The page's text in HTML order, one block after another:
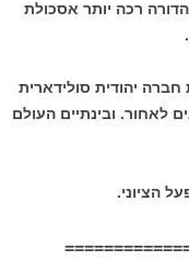
רכה יותר אסכולת
יהודית סולידארית
לאחור. ובינתיים העולם
הציוני.